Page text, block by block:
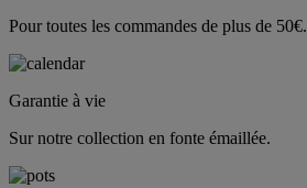
Pour toutes les commandes de plus de 50€.
Garantie à vie
Sur notre collection en fonte émaillée.